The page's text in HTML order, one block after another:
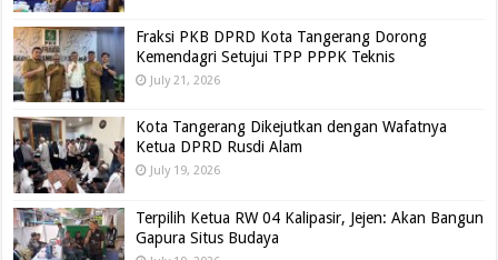
Fraksi PKB DPRD Kota Tangerang Dorong
Kemendagri Setujui TPP PPPK Teknis
July 21, 2026
Kota Tangerang Dikejutkan dengan Wafatnya
Ketua DPRD Rusdi Alam
July 19, 2026
Terpilih Ketua RW 04 Kalipasir, Jejen: Akan Bangun
Gapura Situs Budaya